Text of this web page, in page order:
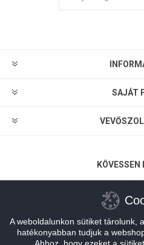
SAJÁT
FIZETÉSI
A weboldalunkon sütiket tárolunk,
hatékonyabban tudjuk a